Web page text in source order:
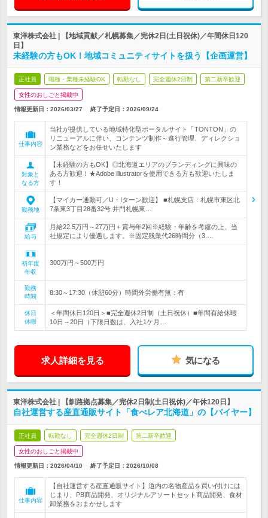
東洋株式会社 | 【地域貢献／札幌募集／完休2日(土日祝休)／年間休日120
日】
未経験の方もOK！地域コミュニティサイトを扱う【企画運営】
正社員 職種・業種未経験OK 転勤なし 完全週休2日制 第二新卒歓迎
女性のおしごと掲載中
情報更新日：2026/03/27 終了予定日： 2026/09/24
仕事内容
当社が提供している地域特化型ポータルサイト「TONTON」の
リニューアルに伴い、コンテンツ制作～進行管理、ディレクショ
ン業務などをお任せいたします
対象と
なる方
【未経験の方もOK】◎北海道エリアのブランディングに興味の
ある方歓迎！★Adobe illustratorを使用できる方も歓迎いたしま
す！
勤務地
【マイカー通勤可／U・Iターン歓迎】 ■札幌支店：札幌市東区北
7条東3丁目28番32号 井門札幌東…
給与
月給22.5万円～27万円＋賞与年2回※経験・年齢を考慮の上、当
社規定により優遇します。※固定残業代26時間分（3.…
初年度
年収
300万円～500万円
勤務
時間
8:30～17:30（休憩60分）時間外労働有無：有
休日
休暇
＜年間休日120日＞■完全週休2日制（土日祝休）■年間有給休暇
10日～20日（下限日数は、入社1ケ月…
求人詳細を見る 気になる
東洋株式会社 | 【釧路拠点募集／完休2日制(土日祝休)／年休120日】
自社運営する産直通販サイト「食べレア北海道」の【バイヤー】
正社員 転勤なし 完全週休2日制 第二新卒歓迎
女性のおしごと掲載中
情報更新日：2026/04/10 終了予定日： 2026/10/08
仕事内容
【自社運営する産直通販サイト】道内の名物産品を買い付けには
じまり、PB商品開発、オリジナルアソートセット商品開発、食材
卸業務をおまかせします